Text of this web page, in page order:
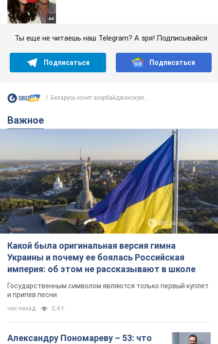
Ты еще не читаешь наш Telegram? А зря! Подписывайся
Подписаться Подписаться
Беларусь хочет азербайджанскую...
Важное
Какой была оригинальная версия гимна
Украины и почему ее боялась Российская
империя: об этом не рассказывают в школе
Государственным символом являются только первый куплет
и припев песни
час назад 2,4 т.
Александру Пономареву – 53: что